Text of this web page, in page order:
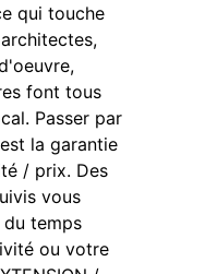
qui touche
font tous
Passer par
la garantie
/ prix. Des
vous
temps
ou votre